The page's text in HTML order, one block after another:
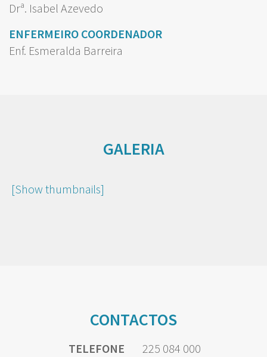
Drª. Isabel Azevedo
ENFERMEIRO COORDENADOR
Enf. Esmeralda Barreira
GALERIA
[Show thumbnails]
CONTACTOS
TELEFONE
225 084 000